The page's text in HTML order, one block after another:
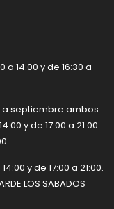
a 14:00 y de 16:30 a
a septiembre ambos
y de 17:00 a 21:00.
y de 17:00 a 21:00.
LOS SABADOS